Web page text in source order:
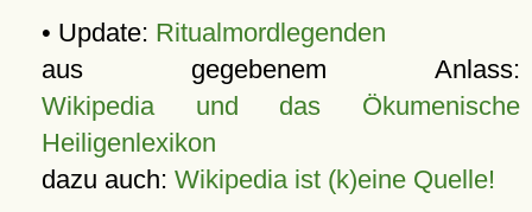
• Update: Ritualmordlegenden
aus gegebenem Anlass:
Wikipedia und das Ökumenische
Heiligenlexikon
dazu auch: Wikipedia ist (k)eine Quelle!